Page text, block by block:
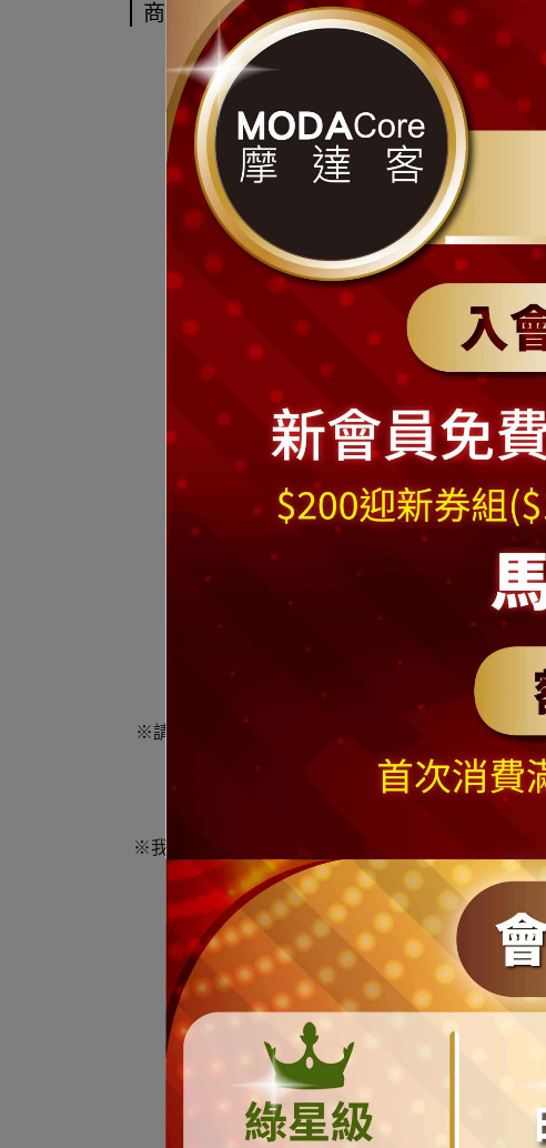
商品介紹
※
※
※若要加聖
※請注意"尺(呎)"乃一般聖誕樹業界的高度單位(一尺
能因
※商品可能
※我們工作人員皆辛苦努力地為您的訂單服務，為
※ 商品可能因拍攝或是您的螢
※ 本